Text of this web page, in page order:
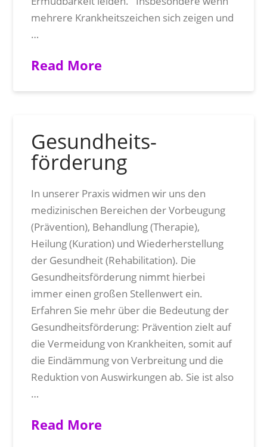
mehrere Krankheitszeichen sich zeigen und
…
Read More
Gesundheits­
förderung
In unserer Praxis widmen wir uns den
medizinischen Bereichen der Vorbeugung
(Prävention), Behandlung (Therapie),
Heilung (Kuration) und Wiederherstellung
der Gesundheit (Rehabilitation). Die
Gesundheitsförderung nimmt hierbei
immer einen großen Stellenwert ein.
Erfahren Sie mehr über die Bedeutung der
Gesundheitsförderung: Prävention zielt auf
die Vermeidung von Krankheiten, somit auf
die Eindämmung von Verbreitung und die
Reduktion von Auswirkungen ab. Sie ist also
…
Read More